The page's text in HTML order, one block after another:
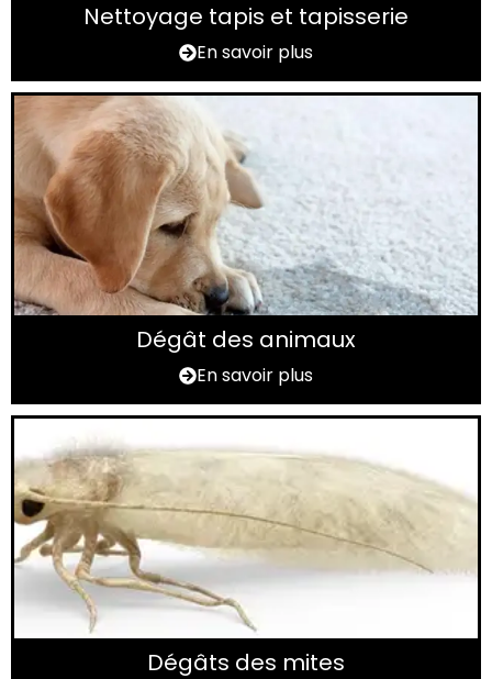
Nettoyage tapis et tapisserie
En savoir plus
Dégât des animaux
En savoir plus
Dégâts des mites